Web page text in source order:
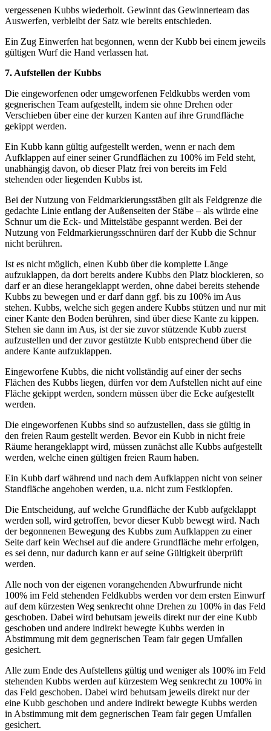
vergessenen Kubbs wiederholt. Gewinnt das Gewinnerteam das
Auswerfen, verbleibt der Satz wie bereits entschieden.
Ein Zug Einwerfen hat begonnen, wenn der Kubb bei einem jeweils
gültigen Wurf die Hand verlassen hat.
7. Aufstellen der Kubbs
Die eingeworfenen oder umgeworfenen Feldkubbs werden vom
gegnerischen Team aufgestellt, indem sie ohne Drehen oder
Verschieben über eine der kurzen Kanten auf ihre Grundfläche
gekippt werden.
Ein Kubb kann gültig aufgestellt werden, wenn er nach dem
Aufklappen auf einer seiner Grundflächen zu 100% im Feld steht,
unabhängig davon, ob dieser Platz frei von bereits im Feld
stehenden oder liegenden Kubbs ist.
Bei der Nutzung von Feldmarkierungsstäben gilt als Feldgrenze die
gedachte Linie entlang der Außenseiten der Stäbe – als würde eine
Schnur um die Eck- und Mittelstäbe gespannt werden. Bei der
Nutzung von Feldmarkierungsschnüren darf der Kubb die Schnur
nicht berühren.
Ist es nicht möglich, einen Kubb über die komplette Länge
aufzuklappen, da dort bereits andere Kubbs den Platz blockieren, so
darf er an diese herangeklappt werden, ohne dabei bereits stehende
Kubbs zu bewegen und er darf dann ggf. bis zu 100% im Aus
stehen. Kubbs, welche sich gegen andere Kubbs stützen und nur mit
einer Kante den Boden berühren, sind über diese Kante zu kippen.
Stehen sie dann im Aus, ist der sie zuvor stützende Kubb zuerst
aufzustellen und der zuvor gestützte Kubb entsprechend über die
andere Kante aufzuklappen.
Eingeworfene Kubbs, die nicht vollständig auf einer der sechs
Flächen des Kubbs liegen, dürfen vor dem Aufstellen nicht auf eine
Fläche gekippt werden, sondern müssen über die Ecke aufgestellt
werden.
Die eingeworfenen Kubbs sind so aufzustellen, dass sie gültig in
den freien Raum gestellt werden. Bevor ein Kubb in nicht freie
Räume herangeklappt wird, müssen zunächst alle Kubbs aufgestellt
werden, welche einen gültigen freien Raum haben.
Ein Kubb darf während und nach dem Aufklappen nicht von seiner
Standfläche angehoben werden, u.a. nicht zum Festklopfen.
Die Entscheidung, auf welche Grundfläche der Kubb aufgeklappt
werden soll, wird getroffen, bevor dieser Kubb bewegt wird. Nach
der begonnenen Bewegung des Kubbs zum Aufklappen zu einer
Seite darf kein Wechsel auf die andere Grundfläche mehr erfolgen,
es sei denn, nur dadurch kann er auf seine Gültigkeit überprüft
werden.
Alle noch von der eigenen vorangehenden Abwurfrunde nicht
100% im Feld stehenden Feldkubbs werden vor dem ersten Einwurf
auf dem kürzesten Weg senkrecht ohne Drehen zu 100% in das Feld
geschoben. Dabei wird behutsam jeweils direkt nur der eine Kubb
geschoben und andere indirekt bewegte Kubbs werden in
Abstimmung mit dem gegnerischen Team fair gegen Umfallen
gesichert.
Alle zum Ende des Aufstellens gültig und weniger als 100% im Feld
stehenden Kubbs werden auf kürzestem Weg senkrecht zu 100% in
das Feld geschoben. Dabei wird behutsam jeweils direkt nur der
eine Kubb geschoben und andere indirekt bewegte Kubbs werden
in Abstimmung mit dem gegnerischen Team fair gegen Umfallen
gesichert.